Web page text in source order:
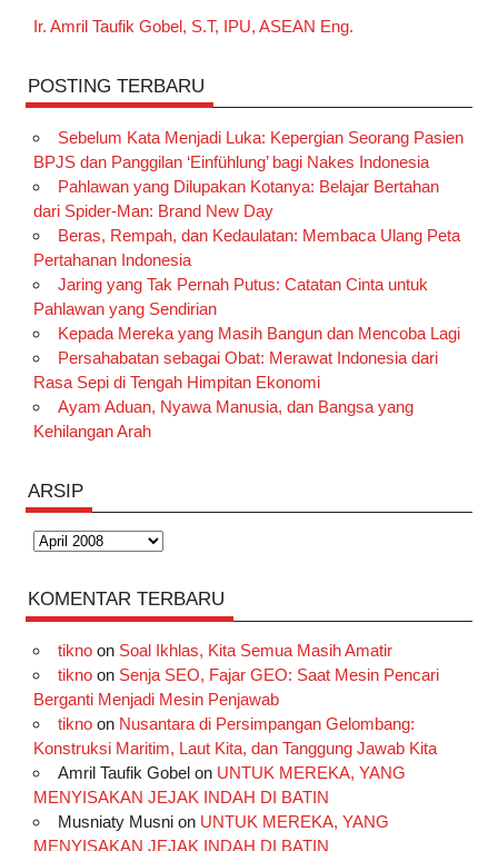
Ir. Amril Taufik Gobel, S.T, IPU, ASEAN Eng.
POSTING TERBARU
Sebelum Kata Menjadi Luka: Kepergian Seorang Pasien
BPJS dan Panggilan ‘Einfühlung’ bagi Nakes Indonesia
Pahlawan yang Dilupakan Kotanya: Belajar Bertahan
dari Spider-Man: Brand New Day
Beras, Rempah, dan Kedaulatan: Membaca Ulang Peta
Pertahanan Indonesia
Jaring yang Tak Pernah Putus: Catatan Cinta untuk
Pahlawan yang Sendirian
Kepada Mereka yang Masih Bangun dan Mencoba Lagi
Persahabatan sebagai Obat: Merawat Indonesia dari
Rasa Sepi di Tengah Himpitan Ekonomi
Ayam Aduan, Nyawa Manusia, dan Bangsa yang
Kehilangan Arah
ARSIP
Arsip
KOMENTAR TERBARU
tiknoon Soal Ikhlas, Kita Semua Masih Amatir
tiknoon Senja SEO, Fajar GEO: Saat Mesin Pencari
Berganti Menjadi Mesin Penjawab
tiknoon Nusantara di Persimpangan Gelombang:
Konstruksi Maritim, Laut Kita, dan Tanggung Jawab Kita
Amril Taufik Gobelon UNTUK MEREKA, YANG
MENYISAKAN JEJAK INDAH DI BATIN
Musniaty Musnion UNTUK MEREKA, YANG
MENYISAKAN JEJAK INDAH DI BATIN